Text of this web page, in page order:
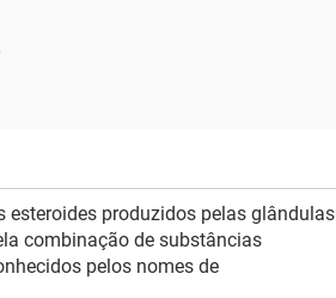
esteroides produzidos pelas glândulas
combinação de substâncias
pelos nomes de